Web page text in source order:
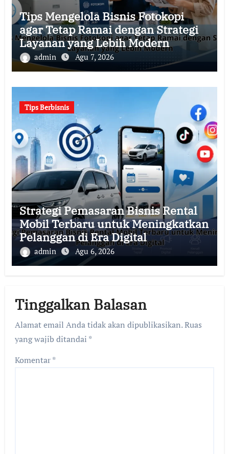
Tips Mengelola Bisnis Fotokopi
agar Tetap Ramai dengan Strategi
Layanan yang Lebih Modern
admin Agu 7, 2026
Tips Berbisnis
Strategi Pemasaran Bisnis Rental
Mobil Terbaru untuk Meningkatkan
Pelanggan di Era Digital
admin Agu 6, 2026
Tinggalkan Balasan
Alamat email Anda tidak akan dipublikasikan.Ruas
yang wajib ditandai *
Komentar*